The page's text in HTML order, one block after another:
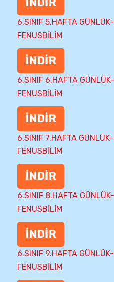
İNDİR
6.SINIF 5.HAFTA
FENUSBİLİM
İNDİR
6.SINIF 6.HAFTA
FENUSBİLİM
İNDİR
6.SINIF 7.HAFTA
FENUSBİLİM
İNDİR
6.SINIF 8.HAFTA
FENUSBİLİM
İNDİR
6.SINIF 9.HAFTA
FENUSBİLİM